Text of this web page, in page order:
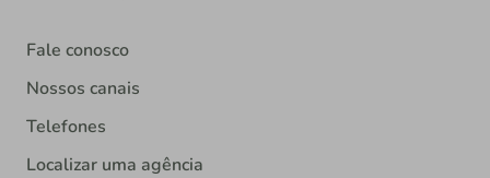
Fale conosco
Nossos canais
Telefones
Localizar uma agência